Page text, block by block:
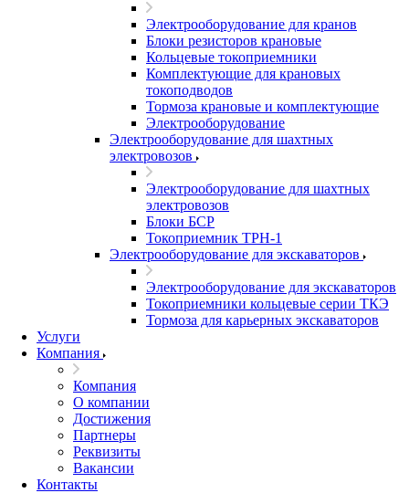
Электрооборудование для кранов
Блоки резисторов крановые
Кольцевые токоприемники
Комплектующие для крановых
токоподводов
Тормоза крановые и комплектующие
Электрооборудование
Электрооборудование для шахтных
электровозов
Электрооборудование для шахтных
электровозов
Блоки БСР
Токоприемник ТРН-1
Электрооборудование для экскаваторов
Электрооборудование для экскаваторов
Токоприемники кольцевые серии ТКЭ
Тормоза для карьерных экскаваторов
Услуги
Компания
Компания
О компании
Достижения
Партнеры
Реквизиты
Вакансии
Контакты